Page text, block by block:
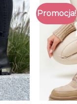
Promocja!